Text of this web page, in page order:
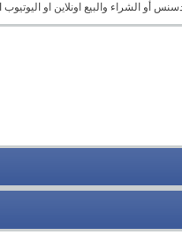
أو الشراء والبيع اونلاين او اليوتيوب